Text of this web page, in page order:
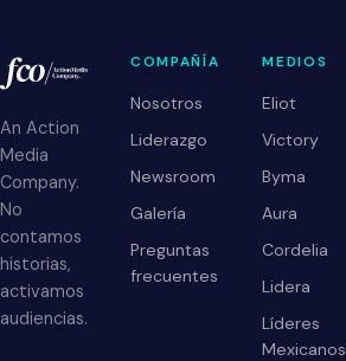
An Action
Media
Company.
No
contamos
historias,
activamos
audiencias.
COMPAÑÍA
Nosotros
Liderazgo
Newsroom
Galería
Preguntas
frecuentes
MEDIOS
Eliot
Victory
Byma
Aura
Cordelia
Lidera
Líderes
Mexicanos